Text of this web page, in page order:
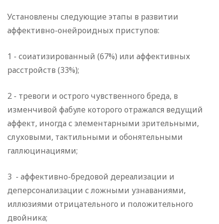
Установлены следующие этапы в развитии
аффективно-онейроидных приступов:
1 - соиатизированный (67%) или аффективных
расстройств (33%);
2 - тревоги и острого чувственного бреда, в
изменчивой фабуле которого отражался ведущий
аффект, иногда с элементарными зрительными,
слуховыми, тактильными и обонятельными
галлюцинациями;
3 - аффективно-бредовой дереализации и
деперсонализа­ции с ложными узнаваниями,
иллюзиями отрицательного и положительного
двойника;